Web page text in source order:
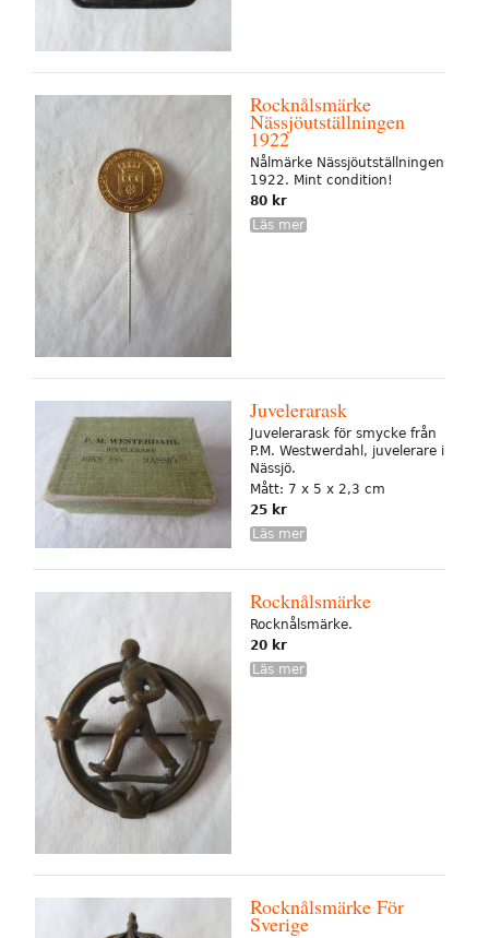
Rocknålsmärke
Nässjöutställningen
1922
Nålmärke Nässjöutställningen
1922. Mint condition!
80 kr
Läs mer
Juvelerarask
Juvelerarask för smycke från
P.M. Westwerdahl, juvelerare i
Nässjö.
Mått: 7 x 5 x 2,3 cm
25 kr
Läs mer
Rocknålsmärke
Rocknålsmärke.
20 kr
Läs mer
Rocknålsmärke För
Sverige